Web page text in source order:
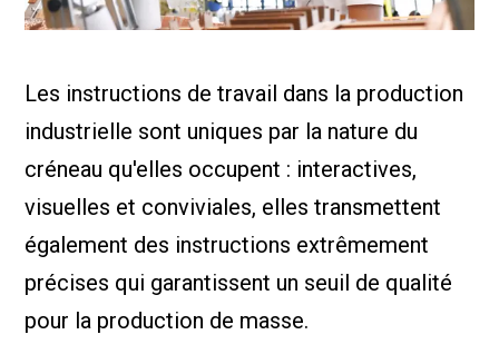
de
Nous
Les instructions de travail dans la production
industrielle sont uniques par la nature du
créneau qu'elles occupent : interactives,
visuelles et conviviales, elles transmettent
également des instructions extrêmement
précises qui garantissent un seuil de qualité
pour la production de masse.